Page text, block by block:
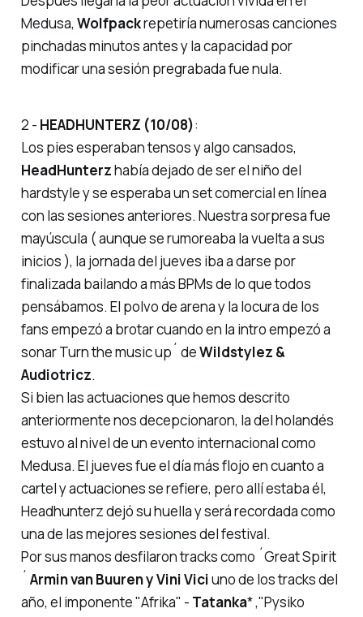
Medusa, Wolfpackrepetiría numerosas canciones
pinchadas minutos antes y la capacidad por
modificar una sesión pregrabada fue nula.
2 - HEADHUNTERZ (10/08):
Los pies esperaban tensos y algo cansados,
HeadHunterzhabía dejado de ser el niño del
hardstyle y se esperaba un set comercial en línea
con las sesiones anteriores. Nuestra sorpresa fue
mayúscula ( aunque se rumoreaba la vuelta a sus
inicios ), la jornada del jueves iba a darse por
finalizada bailando a más BPMs de lo que todos
pensábamos. El polvo de arena y la locura de los
fans empezó a brotar cuando en la intro empezó a
sonarTurn the music up ´ deWildstylez &
Audiotricz.
Si bien las actuaciones que hemos descrito
anteriormente nos decepcionaron, la del holandés
estuvo al nivel de un evento internacional como
Medusa. El jueves fue el día más flojo en cuanto a
cartel y actuaciones se refiere, pero allí estaba él,
Headhunterz dejó su huella y será recordada como
una de las mejores sesiones del festival.
Por sus manos desfilaron tracks como ´ Great Spirit
Armin van Buuren y Vini Viciuno de los tracks del
año, el imponente "Afrika" - Tatanka* ,"Pysiko